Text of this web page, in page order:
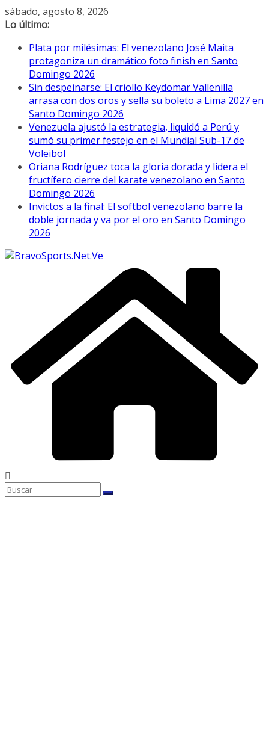
Saltar
al
sábado, agosto 8, 2026
Lo último:
Plata por milésimas: El venezolano José Maita
protagoniza un dramático foto finish en Santo
Domingo 2026
Sin despeinarse: El criollo Keydomar Vallenilla
arrasa con dos oros y sella su boleto a Lima 2027 en
Santo Domingo 2026
Venezuela ajustó la estrategia, liquidó a Perú y
sumó su primer festejo en el Mundial Sub-17 de
Voleibol
Oriana Rodríguez toca la gloria dorada y lidera el
fructífero cierre del karate venezolano en Santo
Domingo 2026
Invictos a la final: El softbol venezolano barre la
doble jornada y va por el oro en Santo Domingo
2026